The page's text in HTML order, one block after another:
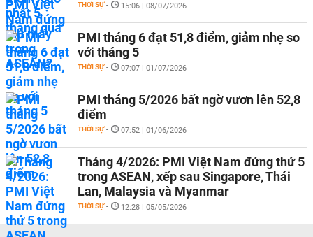
THỜI SỰ - 15:06 | 08/07/2026
PMI tháng 6 đạt 51,8 điểm, giảm nhẹ so
với tháng 5
THỜI SỰ - 07:07 | 01/07/2026
PMI tháng 5/2026 bất ngờ vươn lên 52,8
điểm
THỜI SỰ - 07:52 | 01/06/2026
Tháng 4/2026: PMI Việt Nam đứng thứ 5
trong ASEAN, xếp sau Singapore, Thái
Lan, Malaysia và Myanmar
THỜI SỰ - 12:28 | 05/05/2026